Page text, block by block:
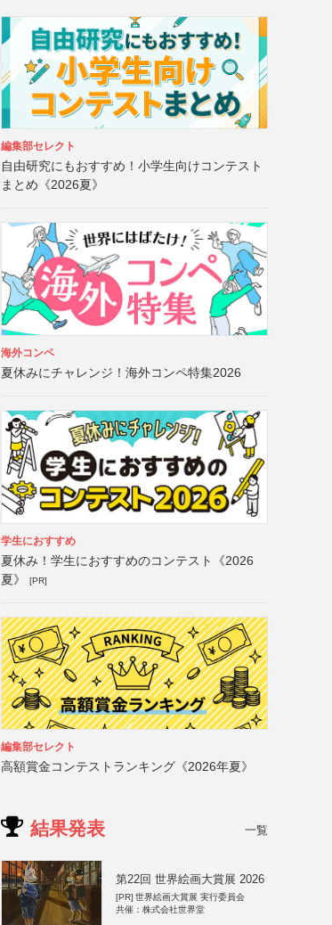
編集部セレクト
自由研究にもおすすめ！小学生向けコンテスト
まとめ《2026夏》
海外コンペ
夏休みにチャレンジ！海外コンペ特集2026
学生におすすめ
夏休み！学生におすすめのコンテスト《2026
夏》
[PR]
編集部セレクト
高額賞金コンテストランキング《2026年夏》
結果発表 一覧
第22回 世界絵画大賞展 2026
[PR] 世界絵画大賞展 実行委員会
共催：株式会社世界堂